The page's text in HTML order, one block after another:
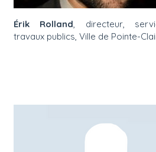
Érik Rolland, directeur,
travaux publics, Ville de Pointe-